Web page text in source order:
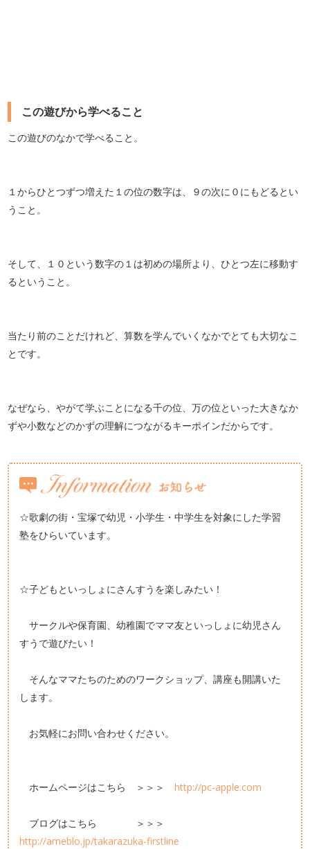
この遊びから学べること
この遊びのなかで学べること。
１からひとつずつ増えた１の位の数字は、９の次に０にもどるとい
うこと。
そして、１０という数字の１は初めの場所より、ひとつ左に移動す
るということ。
当たり前のことだけれど、算数を学んでいくなかでとても大切なこ
とです。
なぜなら、やがて学ぶことになる千の位、万の位といった大きなか
ずや小数などのかずの理解につながるキーポインだからです。
☆歌劇の街・宝塚で幼児・小学生・中学生を対象にした学習
塾をひらいています。
☆子どもといっしょにさんすうを楽しみたい！
サークルや保育園、幼稚園でママ友といっしょに幼児さん
すうで遊びたい！
そんなママたちのためのワークショップ、講座も開講いた
します。
お気軽にお問い合わせください。
ホームページはこちら ＞＞＞http://pc-apple.com
ブログはこちら ＞＞＞
http://ameblo.jp/takarazuka-firstline